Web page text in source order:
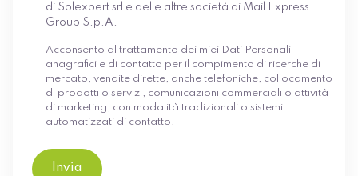
di Solexpert srl e delle altre società di Mail Express
Group S.p.A.
Acconsento al trattamento dei miei Dati Personali
anagrafici e di contatto per il compimento di ricerche di
mercato, vendite dirette, anche telefoniche, collocamento
di prodotti o servizi, comunicazioni commerciali o attività
di marketing, con modalità tradizionali o sistemi
automatizzati di contatto.
Invia